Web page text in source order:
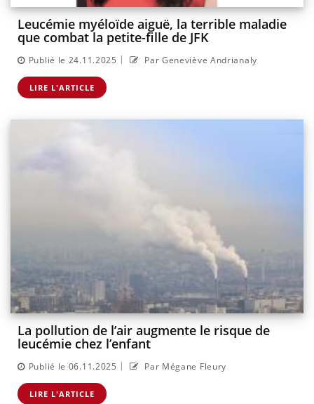
Leucémie myéloïde aiguë, la terrible maladie
que combat la petite-fille de JFK
Publié le 24.11.2025 | Par Geneviève Andrianaly
LIRE L'ARTICLE
La pollution de l’air augmente le risque de
leucémie chez l’enfant
Publié le 06.11.2025 | Par Mégane Fleury
LIRE L'ARTICLE